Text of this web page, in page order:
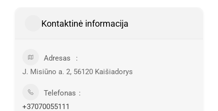
Kontaktinė informacija
Adresas
J. Misiūno a. 2, 56120 Kaišiadorys
Telefonas
+37070055111